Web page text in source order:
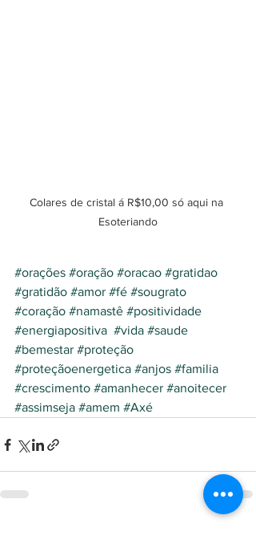
Colares de cristal á R$10,00 só aqui na
Esoteriando
#orações #oração #oracao #gratidao
#gratidão #amor #fé #sougrato
#coração #namastê #positividade
#energiapositiva #vida #saude
#bemestar #proteção
#proteçãoenergetica #anjos #familia
#crescimento #amanhecer #anoitecer
#assimseja #amem #Axé